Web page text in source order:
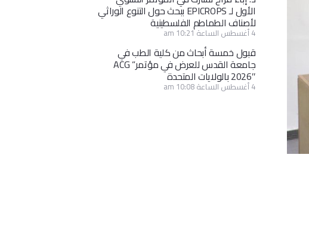
الأول لـ EPICROPS ببحث حول التنوع الوراثي
لأصناف الطماطم الفلسطينية
4 أغسطس الساعة 10:21 am
قبول خمسة أبحاث من كلية الطب في
جامعة القدس للعرض في مؤتمر” ACG
2026″ بالولايات المتحدة
4 أغسطس الساعة 10:08 am